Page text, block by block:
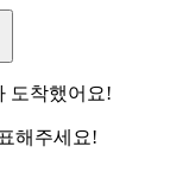
도착했어요!
해주세요!